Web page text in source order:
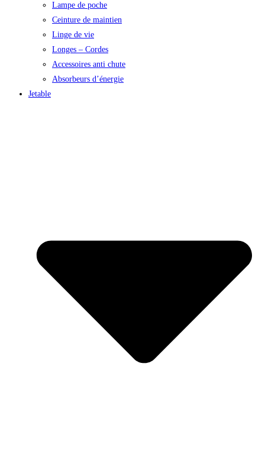
Lampe de poche
Ceinture de maintien
Linge de vie
Longes – Cordes
Accessoires anti chute
Absorbeurs d’énergie
Jetable